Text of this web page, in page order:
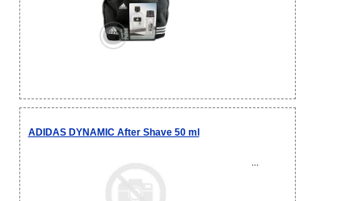
ADIDAS DYNAMIC After Shave 50 ml
...